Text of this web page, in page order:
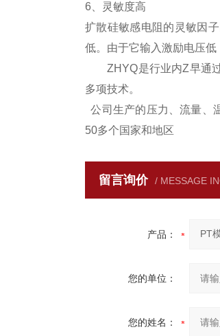
6、灵敏度高
扩散硅敏感电阻的灵敏因
低。由于它输入激励电压低
ZHYQ是行业内Z早通过
多项技术。
公司生产的压力、流量、
50多个国家和地区
留言询价 / MESSAGE
产品：
您的单位：
您的姓名：